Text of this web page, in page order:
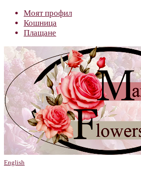
Моят профил
Кошница
Плащане
English